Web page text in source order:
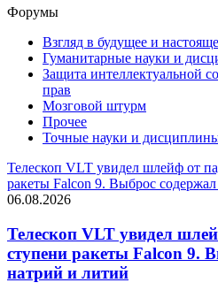
Форумы
Взгляд в будущее и
Гуманитарные науки и
Защита интеллектуальной
прав
Мозговой штурм
Прочее
Точные науки и
Телескоп VLT увидел шлейф от
ракеты Falcon 9. Выброс
06.08.2026
Телескоп VLT увидел
ступени ракеты Falcon 9.
натрий и литий